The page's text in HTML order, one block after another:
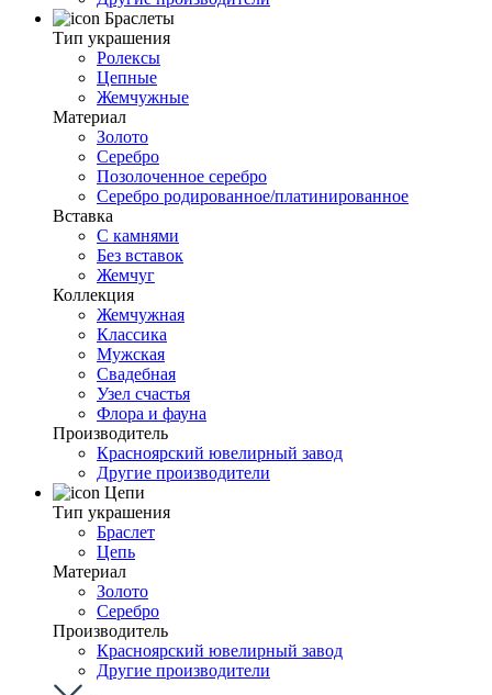
Браслеты
Тип украшения
Ролексы
Цепные
Жемчужные
Материал
Золото
Серебро
Позолоченное серебро
Серебро родированное/платинированное
Вставка
С камнями
Без вставок
Жемчуг
Коллекция
Жемчужная
Классика
Мужская
Свадебная
Узел счастья
Флора и фауна
Производитель
Красноярский ювелирный завод
Другие производители
Цепи
Тип украшения
Браслет
Цепь
Материал
Золото
Серебро
Производитель
Красноярский ювелирный завод
Другие производители